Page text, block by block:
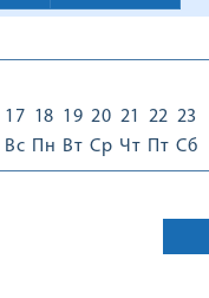
17
Вс
18
Пн
19
Вт
20
Ср
21
Чт
22
Пт
23
Сб